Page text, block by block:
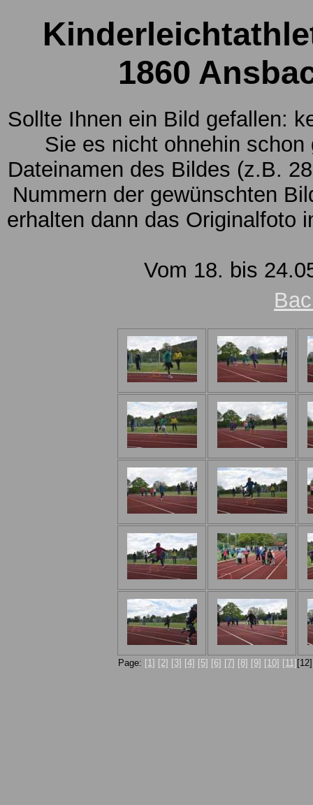
1860
Sollte Ihnen ein Bild gefallen:
Sie es nicht ohnehin
Dateinamen des Bildes (z.B.
Nummern der gewünschten
erhalten dann das Originalfoto
Vom 18. bis
Page: [1] [2] [3] [4] [5] [6] [7] [8] [9] [10] [11]